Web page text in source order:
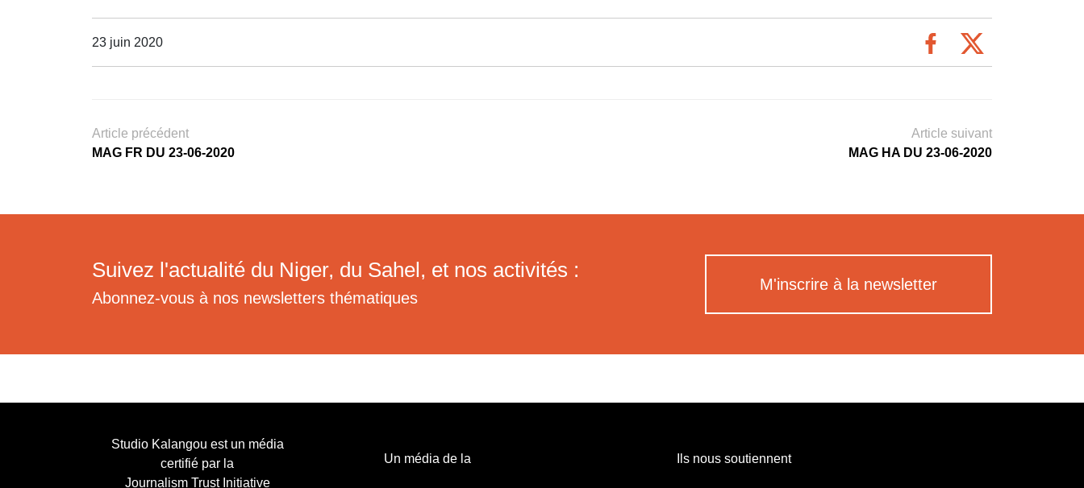
23 juin 2020
Article précédent
MAG FR DU 23-06-2020
Article suivant
MAG HA DU 23-06-2020
Suivez l'actualité du Niger, du Sahel, et nos activités :
Abonnez-vous à nos newsletters thématiques
M'inscrire à la newsletter
Studio Kalangou est un média
certifié par la
Journalism Trust Initiative
Un média de la Ils nous soutiennent